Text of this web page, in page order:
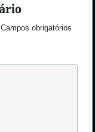
Campos obrigatórios